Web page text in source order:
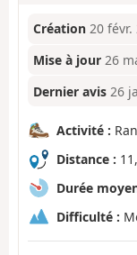
Création 20 févr.
Mise à jour 26
Dernier avis 26
Activité :
Distance :
Durée
Difficulté :